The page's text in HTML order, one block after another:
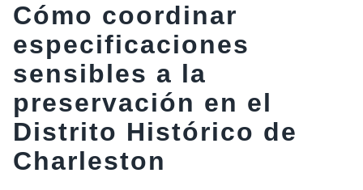
Cómo coordinar
especificaciones
sensibles a la
preservación en el
Distrito Histórico de
Charleston